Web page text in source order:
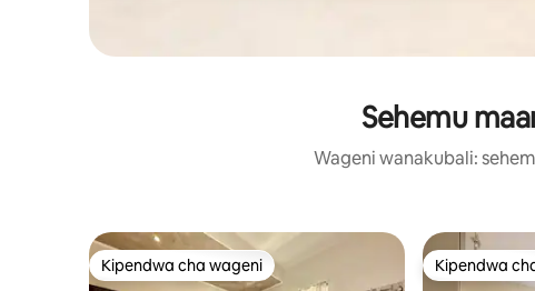
Sehemu
Wageni wanakubali:
Kipendwa cha wageni
Kipendwa cha wageni Kipendwa
Kipendwa